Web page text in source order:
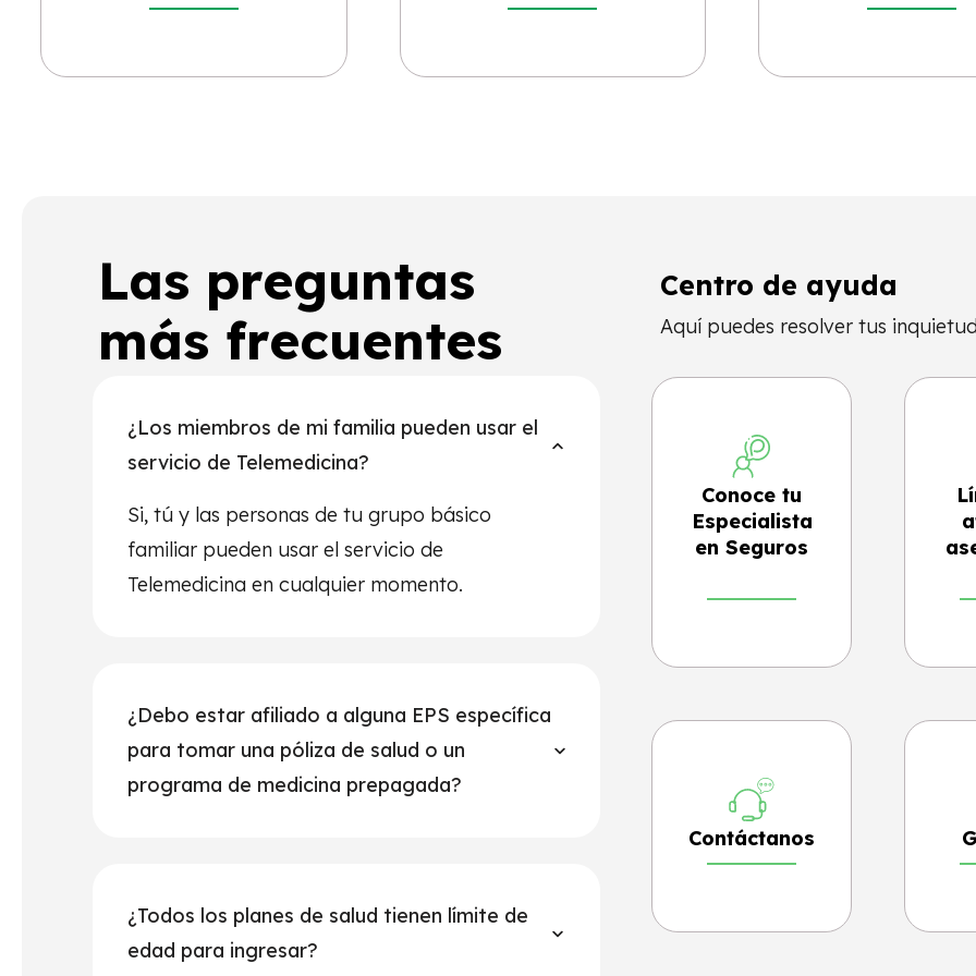
Las preguntas
más frecuentes
¿Los miembros de mi familia pueden usar el
servicio de Telemedicina?
Si, tú y las personas de tu grupo básico
familiar pueden usar el servicio de
Telemedicina en cualquier momento.
¿Debo estar afiliado a alguna EPS específica
para tomar una póliza de salud o un
programa de medicina prepagada?
¿Todos los planes de salud tienen límite de
edad para ingresar?
Centro de ayuda
Aquí puedes resolver tus
Conoce tu
Especialista
en Seguros
Contáctanos